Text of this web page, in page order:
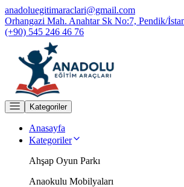
anadoluegitimaraclari@gmail.com
Orhangazi Mah. Anahtar Sk No:7, Pendik/
(+90) 545 246 46 76
Kategoriler
Anasayfa
Kategoriler
Ahşap Oyun Parkı
Anaokulu Mobilyaları